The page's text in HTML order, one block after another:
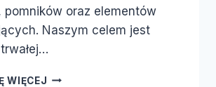
pomników oraz elementów
Naszym celem jest
WIĘCEJ